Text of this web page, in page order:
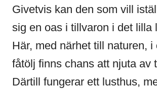
Givetvis kan den som vill
sig en oas i tillvaron i det lilla
Här, med närhet till naturen, i
fåtölj finns chans att njuta av
Därtill fungerar ett lusthus,